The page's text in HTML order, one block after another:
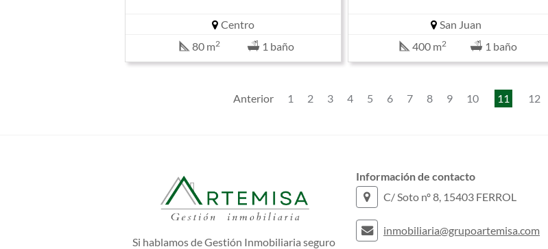
Centro
80 m2 1 baño
San Juan
400 m2 1 baño
Anterior 1 2 3 4 5 6 7 8 9 10 11 12
Si hablamos de Gestión Inmobiliaria seguro
Información de contacto
C/ Soto nº 8, 15403 FERROL
inmobiliaria@grupoartemisa.com